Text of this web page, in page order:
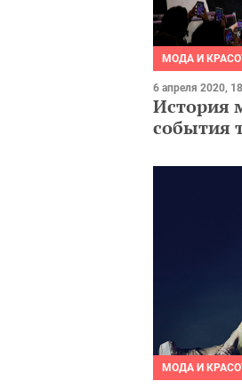
МОДА И
6 апреля 2020,
История
события
МОДА И